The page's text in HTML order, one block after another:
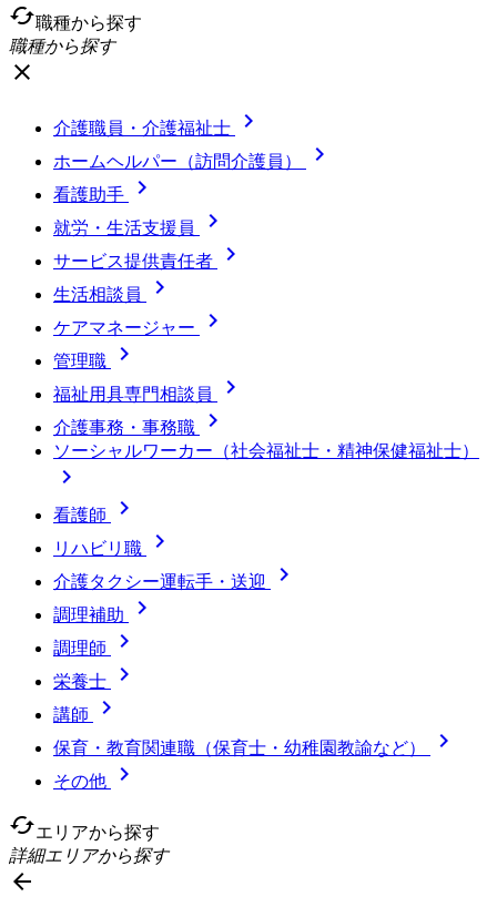
cached職種から探す
職種から探す
close
介護職員・介護福祉士 
ホームヘルパー（訪問介護員） 
看護助手 
就労・生活支援員 
サービス提供責任者 
生活相談員 
ケアマネージャー 
管理職 
福祉用具専門相談員 
介護事務・事務職 
ソーシャルワーカー（社会福祉士・精神保健福祉士）

看護師 
リハビリ職 
介護タクシー運転手・送迎 
調理補助 
調理師 
栄養士 
講師 
保育・教育関連職（保育士・幼稚園教諭など） 
その他

cachedエリアから探す
詳細エリアから探す
